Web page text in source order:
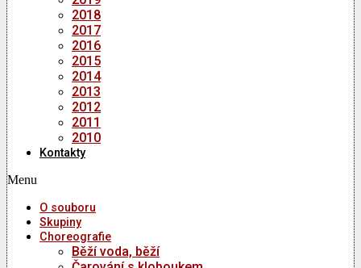
2018
2017
2016
2015
2014
2013
2012
2011
2010
Kontakty
Menu
O souboru
Skupiny
Choreografie
Běží voda, běží